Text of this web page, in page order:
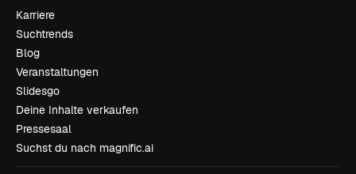
Karriere
Suchtrends
Blog
Veranstaltungen
Slidesgo
Deine Inhalte verkaufen
Pressesaal
Suchst du nach magnific.ai